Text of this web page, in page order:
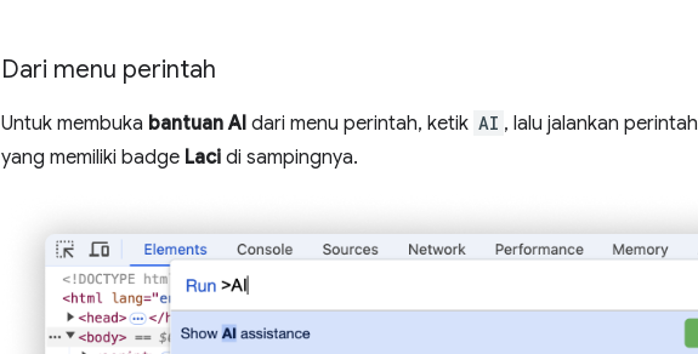
Dari menu perintah
Untuk membuka bantuan AI dari menu perintah, ketik AI , lalu jalankan perintah
yang memiliki badge Laci di sampingnya.